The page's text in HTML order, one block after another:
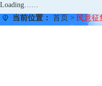
Loading……
当前位置： 首页 > 民意征